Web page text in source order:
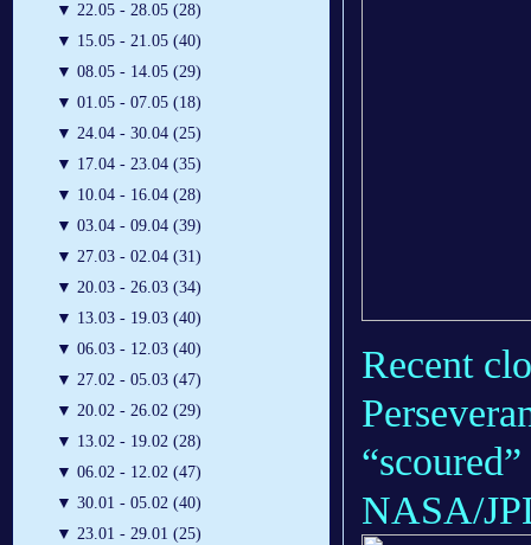
▼ 22.05 - 28.05 (28)
▼ 15.05 - 21.05 (40)
▼ 08.05 - 14.05 (29)
▼ 01.05 - 07.05 (18)
▼ 24.04 - 30.04 (25)
▼ 17.04 - 23.04 (35)
▼ 10.04 - 16.04 (28)
▼ 03.04 - 09.04 (39)
▼ 27.03 - 02.04 (31)
▼ 20.03 - 26.03 (34)
▼ 13.03 - 19.03 (40)
▼ 06.03 - 12.03 (40)
▼ 27.02 - 05.03 (47)
▼ 20.02 - 26.02 (29)
▼ 13.02 - 19.02 (28)
▼ 06.02 - 12.02 (47)
▼ 30.01 - 05.02 (40)
▼ 23.01 - 29.01 (25)
Recent
NASA/